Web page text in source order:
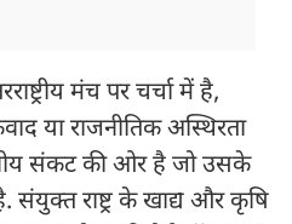
मंच पर चर्चा में है,
या राजनीतिक अस्थिरता
संकट की ओर है जो उसके
संयुक्त राष्ट्र के खाद्य और कृषि